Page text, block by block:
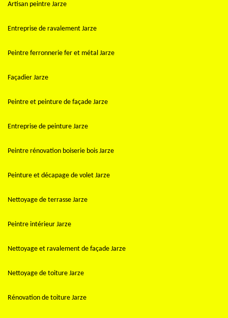
Artisan peintre Jarze
Entreprise de ravalement Jarze
Peintre ferronnerie fer et métal Jarze
Façadier Jarze
Peintre et peinture de façade Jarze
Entreprise de peinture Jarze
Peintre rénovation boiserie bois Jarze
Peinture et décapage de volet Jarze
Nettoyage de terrasse Jarze
Peintre intérieur Jarze
Nettoyage et ravalement de façade Jarze
Nettoyage de toiture Jarze
Rénovation de toiture Jarze